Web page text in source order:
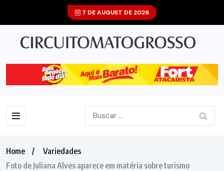
7 DE AUGUST DE 2026
Home
Variedades
Foto de Juliana Alves aparece em matéria sobre turismo